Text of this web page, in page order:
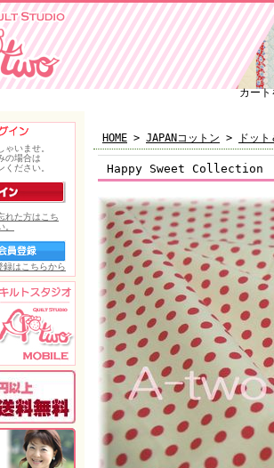
カート
HOME > JAPANコットン > ドッ
Happy Sweet Collection